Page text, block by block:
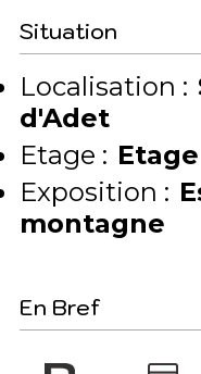
Situation
Localisation :
d'Adet
Etage : Etage
Exposition :
montagne
En Bref